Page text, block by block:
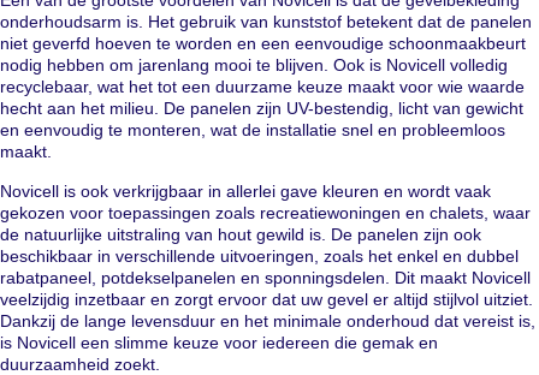
onderhoudsarm is. Het gebruik van kunststof betekent dat de panelen
niet geverfd hoeven te worden en een eenvoudige schoonmaakbeurt
nodig hebben om jarenlang mooi te blijven. Ook is Novicell volledig
recyclebaar, wat het tot een duurzame keuze maakt voor wie waarde
hecht aan het milieu. De panelen zijn UV-bestendig, licht van gewicht
en eenvoudig te monteren, wat de installatie snel en probleemloos
maakt.
Novicell is ook verkrijgbaar in allerlei gave kleuren en wordt vaak
gekozen voor toepassingen zoals recreatiewoningen en chalets, waar
de natuurlijke uitstraling van hout gewild is. De panelen zijn ook
beschikbaar in verschillende uitvoeringen, zoals het enkel en dubbel
rabatpaneel, potdekselpanelen en sponningsdelen. Dit maakt Novicell
veelzijdig inzetbaar en zorgt ervoor dat uw gevel er altijd stijlvol uitziet.
Dankzij de lange levensduur en het minimale onderhoud dat vereist is,
is Novicell een slimme keuze voor iedereen die gemak en
duurzaamheid zoekt.